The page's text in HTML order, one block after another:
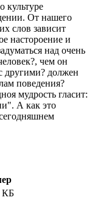
культуре
От нашего
слов зависит
настороение и
над очень
чем он
другими? должен
поведения?
мудрость гласит:
А как это
КБ